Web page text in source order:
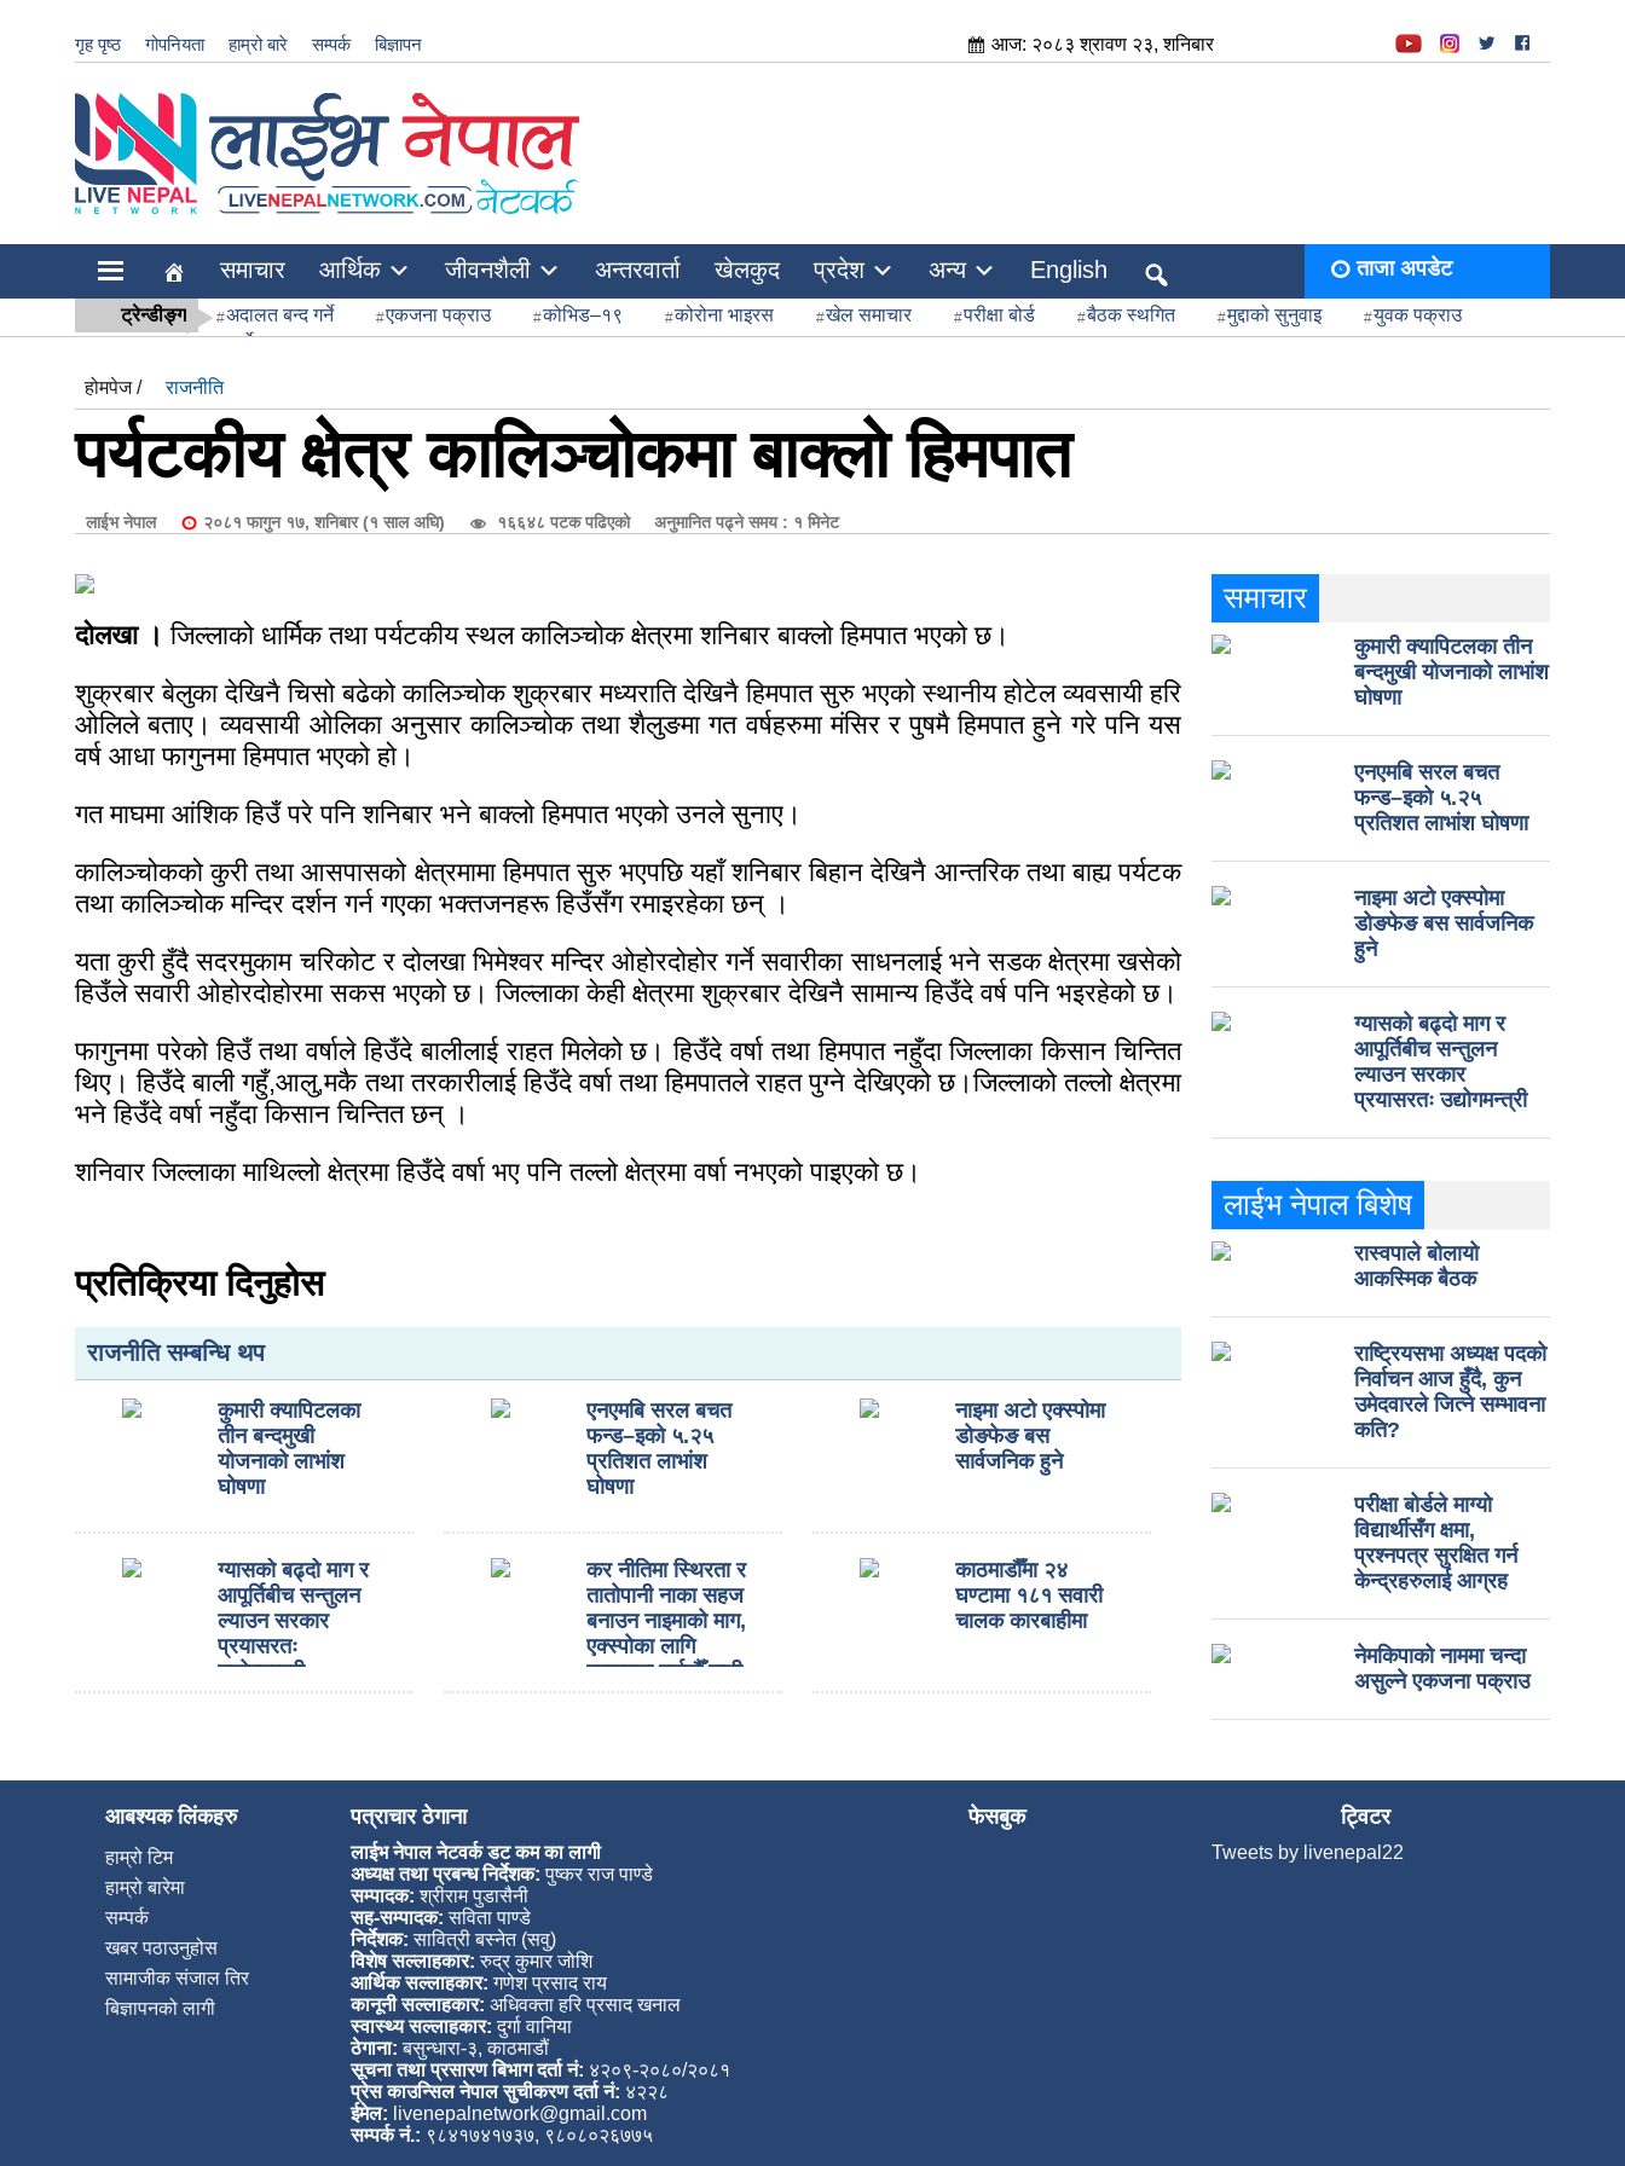
गृह पृष्ठ गोपनियता हाम्रो बारे सम्पर्क बिज्ञापन आज: २०८३ श्रावण २३, शनिबार
समाचार आर्थिक जीवनशैली अन्तरवार्ता खेलकुद प्रदेश अन्य English ताजा अपडेट
ट्रेन्डीङ्ग अदालत बन्द गर्ने एकजना पक्राउ कोभिड–१९ कोरोना भाइरस खेल समाचार परीक्षा बोर्ड बैठक स्थगित मुद्दाको सुनुवाइ
युवक पक्राउ
सर्वोच्च अदाल
होमपेज / राजनीति
पर्यटकीय क्षेत्र कालिञ्चोकमा बाक्लो हिमपात
लाईभ नेपाल २०८१ फागुन १७, शनिबार (१ साल अघि) १६६४८ पटक पढिएको अनुमानित पढ्ने समय : १ मिनेट
दोलखा । जिल्लाको धार्मिक तथा पर्यटकीय स्थल कालिञ्चोक क्षेत्रमा शनिबार बाक्लो हिमपात भएको छ।
शुक्रबार बेलुका देखिनै चिसो बढेको कालिञ्चोक शुक्रबार मध्यराति देखिनै हिमपात सुरु भएको स्थानीय होटेल व्यवसायी हरि
ओलिले बताए। व्यवसायी ओलिका अनुसार कालिञ्चोक तथा शैलुङमा गत वर्षहरुमा मंसिर र पुषमै हिमपात हुने गरे पनि यस
वर्ष आधा फागुनमा हिमपात भएको हो।
गत माघमा आंशिक हिउँ परे पनि शनिबार भने बाक्लो हिमपात भएको उनले सुनाए।
कालिञ्चोकको कुरी तथा आसपासको क्षेत्रमामा हिमपात सुरु भएपछि यहाँ शनिबार बिहान देखिनै आन्तरिक तथा बाह्य पर्यटक
तथा कालिञ्चोक मन्दिर दर्शन गर्न गएका भक्तजनहरू हिउँसँग रमाइरहेका छन् ।
यता कुरी हुँदै सदरमुकाम चरिकोट र दोलखा भिमेश्वर मन्दिर ओहोरदोहोर गर्ने सवारीका साधनलाई भने सडक क्षेत्रमा खसेको
हिउँले सवारी ओहोरदोहोरमा सकस भएको छ। जिल्लाका केही क्षेत्रमा शुक्रबार देखिनै सामान्य हिउँदे वर्ष पनि भइरहेको छ।
फागुनमा परेको हिउँ तथा वर्षाले हिउँदे बालीलाई राहत मिलेको छ। हिउँदे वर्षा तथा हिमपात नहुँदा जिल्लाका किसान चिन्तित
थिए। हिउँदे बाली गहुँ,आलु,मकै तथा तरकारीलाई हिउँदे वर्षा तथा हिमपातले राहत पुग्ने देखिएको छ।जिल्लाको तल्लो क्षेत्रमा
भने हिउँदे वर्षा नहुँदा किसान चिन्तित छन् ।
शनिवार जिल्लाका माथिल्लो क्षेत्रमा हिउँदे वर्षा भए पनि तल्लो क्षेत्रमा वर्षा नभएको पाइएको छ।
प्रतिक्रिया दिनुहोस
राजनीति सम्बन्धि थप
कुमारी क्यापिटलका
तीन बन्दमुखी
योजनाको लाभांश
घोषणा
एनएमबि सरल बचत
फन्ड–इको ५.२५
प्रतिशत लाभांश
घोषणा
नाइमा अटो एक्स्पोमा
डोङफेङ बस
सार्वजनिक हुने
ग्यासको बढ्दो माग र
आपूर्तिबीच सन्तुलन
ल्याउन सरकार
प्रयासरतः
उद्योगमन्त्री
कर नीतिमा स्थिरता र
तातोपानी नाका सहज
बनाउन नाइमाको माग,
एक्स्पोका लागि
ल्याइएका दर्जनौँ गाडी
नाकामै रोकिए
काठमाडौँमा २४
घण्टामा १८१ सवारी
चालक कारबाहीमा
समाचार
कुमारी क्यापिटलका तीन
बन्दमुखी योजनाको लाभांश
घोषणा
एनएमबि सरल बचत
फन्ड–इको ५.२५
प्रतिशत लाभांश घोषणा
नाइमा अटो एक्स्पोमा
डोङफेङ बस सार्वजनिक
हुने
ग्यासको बढ्दो माग र
आपूर्तिबीच सन्तुलन
ल्याउन सरकार
प्रयासरतः उद्योगमन्त्री
लाईभ नेपाल बिशेष
रास्वपाले बोलायो
आकस्मिक बैठक
राष्ट्रियसभा अध्यक्ष पदको
निर्वाचन आज हुँदै, कुन
उमेदवारले जित्ने सम्भावना
कति?
परीक्षा बोर्डले माग्यो
विद्यार्थीसँग क्षमा,
प्रश्नपत्र सुरक्षित गर्न
केन्द्रहरुलाई आग्रह
नेमकिपाको नाममा चन्दा
असुल्ने एकजना पक्राउ
आबश्यक लिंकहरु
हाम्रो टिम
हाम्रो बारेमा
सम्पर्क
खबर पठाउनुहोस
सामाजीक संजाल तिर
बिज्ञापनको लागी
पत्राचार ठेगाना
लाईभ नेपाल नेटवर्क डट कम का लागी
अध्यक्ष तथा प्रबन्ध निर्देशक: पुष्कर राज पाण्डे
सम्पादक: श्रीराम पुडासैनी
सह-सम्पादक: सविता पाण्डे
निर्देशक: सावित्री बस्नेत (सवु)
विशेष सल्लाहकार: रुद्र कुमार जोशि
आर्थिक सल्लाहकार: गणेश प्रसाद राय
कानूनी सल्लाहकार: अधिवक्ता हरि प्रसाद खनाल
स्वास्थ्य सल्लाहकार: दुर्गा वानिया
ठेगाना: बसुन्धारा-३, काठमाडौं
सूचना तथा प्रसारण बिभाग दर्ता नं: ४२०९-२०८०/२०८१
प्रेस काउन्सिल नेपाल सुचीकरण दर्ता नं: ४२२८
ईमेल: livenepalnetwork@gmail.com
सम्पर्क नं.: ९८४१७४१७३७, ९८०८०२६७७५
फेसबुक ट्विटर
Tweets by livenepal22